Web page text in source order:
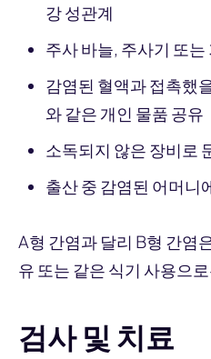
강 성관계
주사 바늘, 주사기 또
감염된 혈액과 접촉했
와 같은 개인 물품 공유
소독되지 않은 장비로
출산 중 감염된 어머니
A형 간염과 달리 B형 간염
유 또는 같은 식기 사용으
검사 및 치료